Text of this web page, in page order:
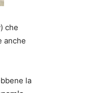
che
anche
la